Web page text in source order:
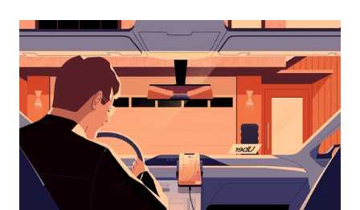
do
i wybrać
datę.
Naciśnij
klawisz
„Escape”,
aby
zamknąć
kalendarz.